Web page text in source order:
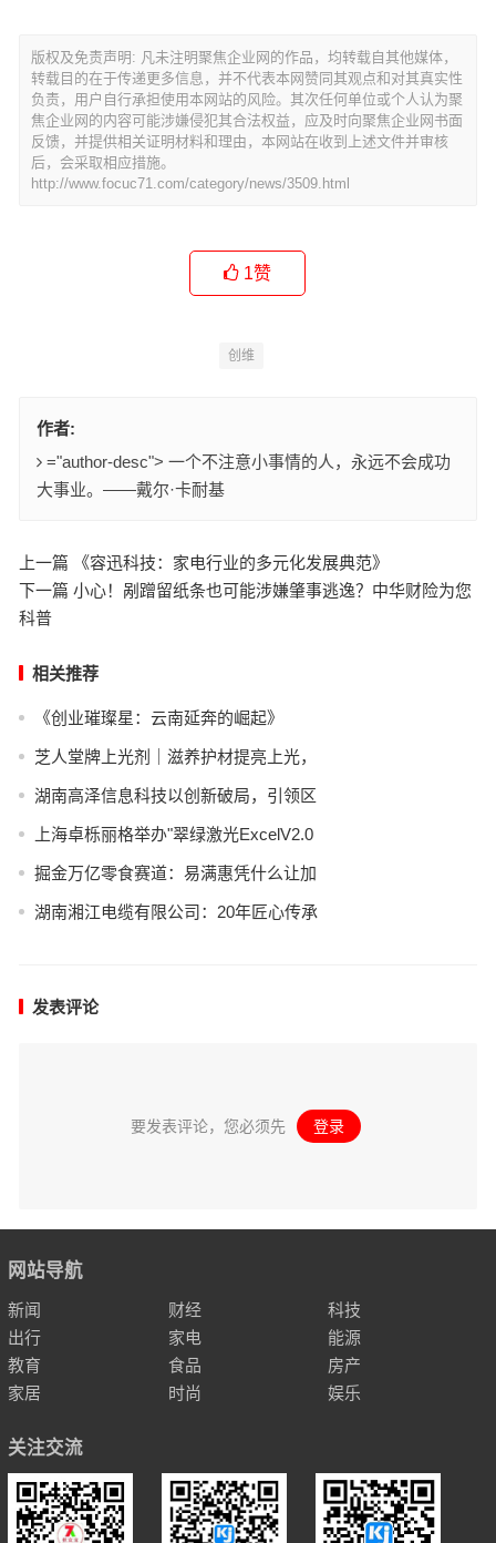
版权及免责声明: 凡未注明聚焦企业网的作品，均转载自其他媒体，
转载目的在于传递更多信息，并不代表本网赞同其观点和对其真实性
负责，用户自行承担使用本网站的风险。其次任何单位或个人认为聚
焦企业网的内容可能涉嫌侵犯其合法权益，应及时向聚焦企业网书面
反馈，并提供相关证明材料和理由，本网站在收到上述文件并审核
后，会采取相应措施。
http://www.focuc71.com/category/news/3509.html
1赞
创维
作者:
="author-desc"> 一个不注意小事情的人，永远不会成功
大事业。——戴尔·卡耐基
上一篇 《容迅科技：家电行业的多元化发展典范》
下一篇 小心！剐蹭留纸条也可能涉嫌肇事逃逸？中华财险为您
科普
相关推荐
《创业璀璨星：云南延奔的崛起》
芝人堂牌上光剂｜滋养护材提亮上光，
湖南高泽信息科技以创新破局，引领区
上海卓栎丽格举办"翠绿激光ExcelV2.0
掘金万亿零食赛道：易满惠凭什么让加
湖南湘江电缆有限公司：20年匠心传承
发表评论
要发表评论，您必须先 登录 。
网站导航
新闻 财经
科技
出行
家电
能源
教育
食品
房产
家居
时尚 娱乐
关注交流